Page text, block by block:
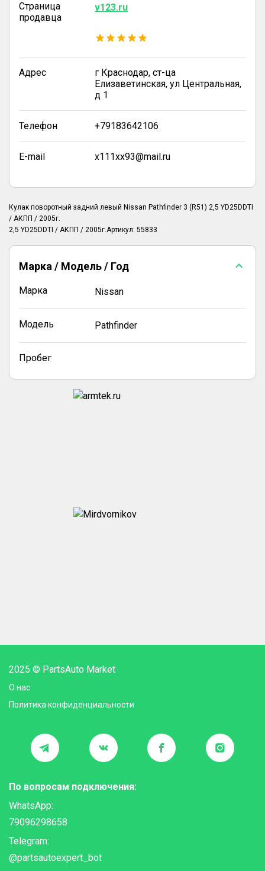
Страница
продавца
v123.ru
Адрес
г Краснодар, ст-ца
Елизаветинская, ул Центральная,
д 1
Телефон +79183642106
E-mail x111xx93@mail.ru
Кулак поворотный задний левый Nissan Pathfinder 3 (R51) 2,5 YD25DDTI
/ АКПП / 2005г.
2,5 YD25DDTI / АКПП / 2005г.Артикул: 55833
Марка / Модель / Год
Марка Nissan
Модель Pathfinder
Пробег
2025 © PartsAuto Market
О нас
Политика конфиденциальности
По вопросам подключения:
WhatsApp:
79096298658
Telegram:
@partsautoexpert_bot